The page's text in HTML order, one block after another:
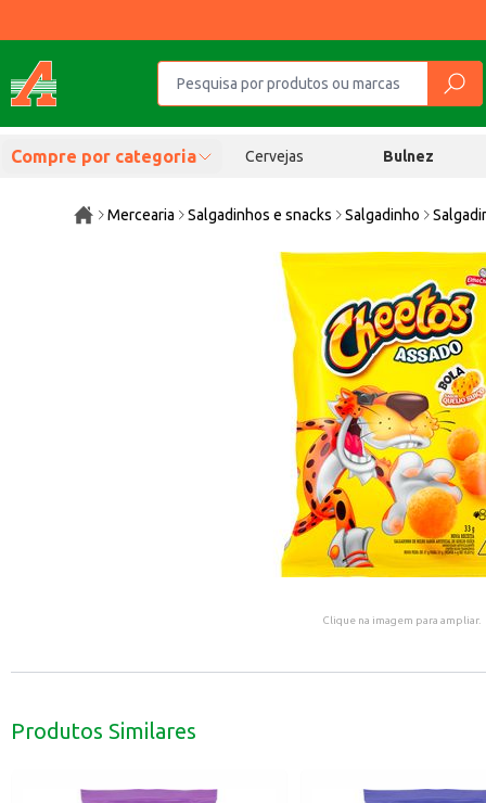
Compre por categoria Cervejas Bulnez
Mercearia Salgadinhos e snacks Salgadinho
Clique na imagem para ampliar.
Produtos Similares